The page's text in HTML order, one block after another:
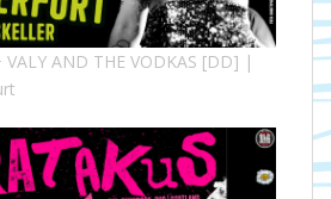
VALY AND THE VODKAS [DD] |